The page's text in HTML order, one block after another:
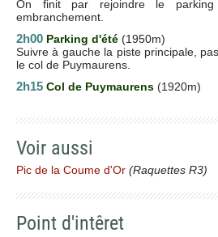
On finit par rejoindre le
embranchement.
2h00 Parking d'été (1950m)
Suivre à gauche la piste principale,
le col de Puymaurens.
2h15 Col de Puymaurens (1920m)
Voir aussi
Pic de la Coume d'Or (Raquettes R3)
Point d'intêret